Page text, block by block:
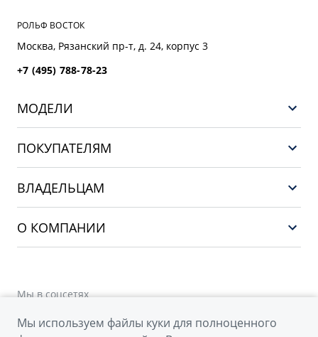
РОЛЬФ ВОСТОК
Москва, Рязанский пр-т, д. 24, корпус 3
+7 (495) 788-78-23
МОДЕЛИ
EX5
PREFACE
CITYRAY
Архивные модели
ПОКУПАТЕЛЯМ
ВЛАДЕЛЬЦАМ
О КОМПАНИИ
Наша команда
Мы в соцсетях
Мы используем файлы куки для полноценного